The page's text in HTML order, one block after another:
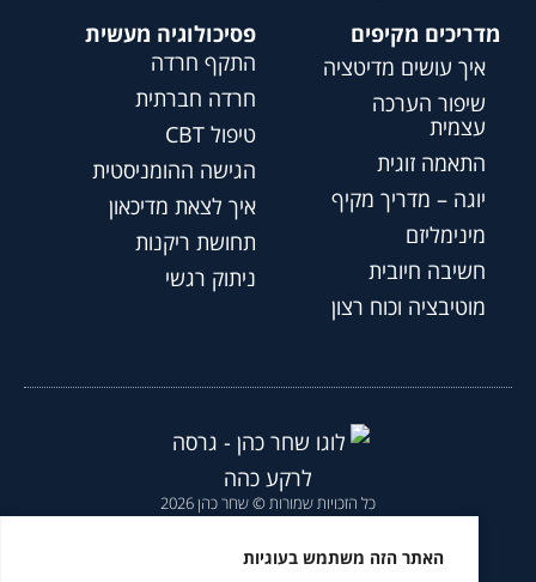
האתר הזה משתמש בעוגיות
מדריכים מקיפים
איך עושים מדיטציה
שיפור הערכה
עצמית
התאמה זוגית
יוגה – מדריך מקיף
מינימליזם
חשיבה חיובית
מוטיבציה וכוח רצון
פסיכולוגיה מעשית
התקף חרדה
חרדה חברתית
טיפול CBT
הגישה ההומניסטית
איך לצאת מדיכאון
תחושת ריקנות
ניתוק רגשי
כל הזכויות שמורות © שחר כהן 2026
הצהרת נגישות|מדיניות פרטיות